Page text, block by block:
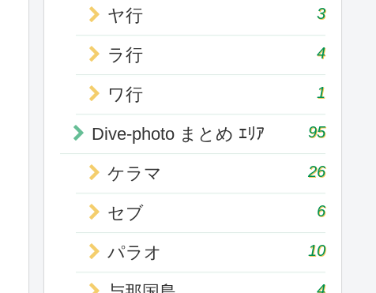
ヤ行 3
ラ行 4
ワ行 1
Dive-photo まとめ ｴﾘｱ 95
ケラマ 26
セブ 6
パラオ 10
4